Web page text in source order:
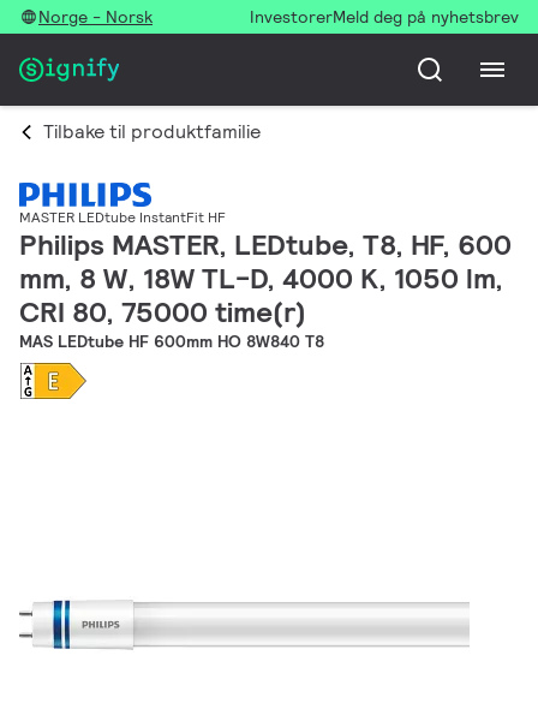
Norge - Norsk InvestorerMeld deg på nyhetsbrev
Tilbake til produktfamilie
MASTER LEDtube InstantFit HF
Philips MASTER, LEDtube, T8, HF, 600
mm, 8 W, 18W TL-D, 4000 K, 1050 lm,
CRI 80, 75000 time(r)
MAS LEDtube HF 600mm HO 8W840 T8